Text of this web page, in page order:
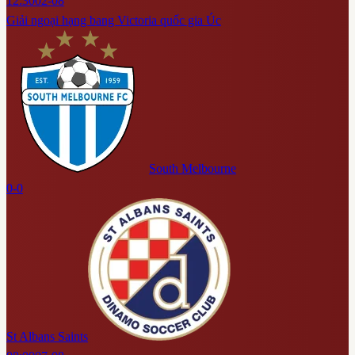
Giải ngoại hạng bang Victoria quốc gia Úc
South Melbourne
0-0
St Albans Saints